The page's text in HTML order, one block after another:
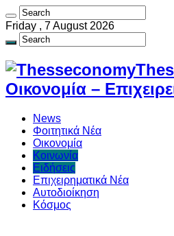
Friday , 7 August 2026
Οικονομία –
News
Φοιτητικά Νέα
Οικονομία
Κοινωνία
Ειδήσεις
Επιχειρηματικά Νέα
Αυτοδιοίκηση
Κόσμος